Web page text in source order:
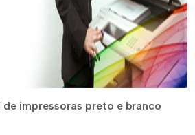
de impressoras preto e branco